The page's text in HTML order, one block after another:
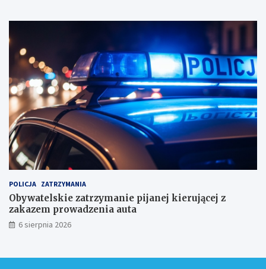
k
a
m
POLICJA ZATRZYMANIA
Obywatelskie zatrzymanie pijanej kierującej z
zakazem prowadzenia auta
6 sierpnia 2026